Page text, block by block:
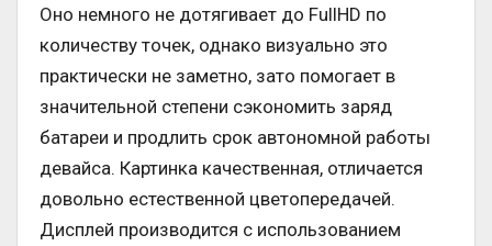
Оно немного не дотягивает до FullHD по
количеству точек, однако визуально это
практически не заметно, зато помогает в
значительной степени сэкономить заряд
батареи и продлить срок автономной работы
девайса. Картинка качественная, отличается
довольно естественной цветопередачей.
Дисплей производится с использованием